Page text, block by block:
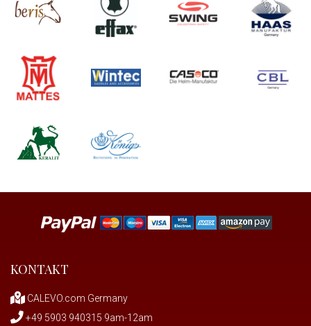
KONTAKT
CALEVO.com Germany
+49 5903 940315 9am-12am